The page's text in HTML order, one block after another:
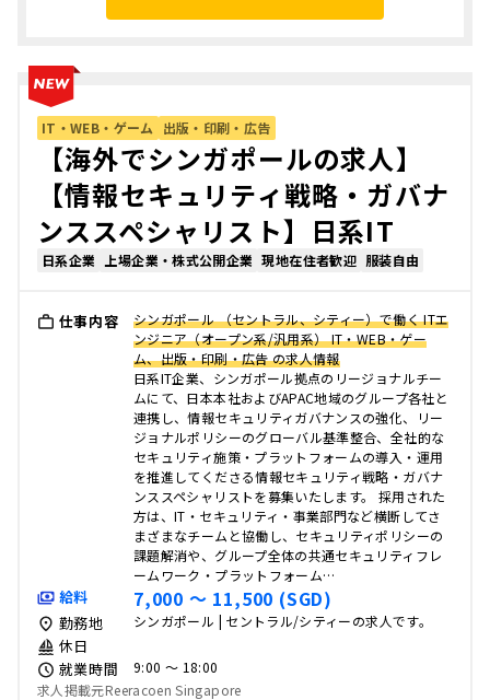
IT・WEB・ゲーム 出版・印刷・広告
【海外でシンガポールの求人】
【情報セキュリティ戦略・ガバナ
ンススペシャリスト】日系IT
日系企業 上場企業・株式公開企業 現地在住者歓迎 服装自由
仕事内容
シンガポール （セントラル、シティー）で働く ITエ
ンジニア（オープン系/汎用系） IT・WEB・ゲー
ム、出版・印刷・広告 の求人情報
日系IT企業、シンガポール拠点のリージョナルチー
ムにて、日本本社およびAPAC地域のグループ各社と
連携し、情報セキュリティガバナンスの強化、リー
ジョナルポリシーのグローバル基準整合、全社的な
セキュリティ施策・プラットフォームの導入・運用
を推進してくださる情報セキュリティ戦略・ガバナ
ンススペシャリストを募集いたします。 採用された
方は、IT・セキュリティ・事業部門など横断してさ
まざまなチームと協働し、セキュリティポリシーの
課題解消や、グループ全体の共通セキュリティフレ
ームワーク・プラットフォーム…
給料 7,000 〜 11,500 (SGD)
勤務地 シンガポール | セントラル/シティーの求人です。
休日
就業時間
9:00 〜 18:00
求人掲載元Reeracoen Singapore